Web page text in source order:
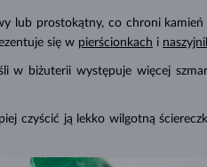
lub prostokątny, co chroni kamień
się w pierścionkach i
w biżuterii występuje więcej
czyścić ją lekko wilgotną